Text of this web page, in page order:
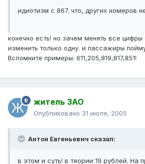
идиотизм с 867. что, других номеров
конечно есть! но зачем менять все
изменить только одну. и пассажиры
Вспомните примеры: 611,205,819,817,851!
житель ЗАО
Опубликовано 31 июля, 2005
Антон Евгеньевич сказал:
в этом и суть! в теории 19 рублей. На